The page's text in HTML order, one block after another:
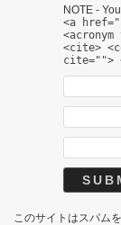
NOTE -
<a
<cite>
cite="">
このサイトはスパム